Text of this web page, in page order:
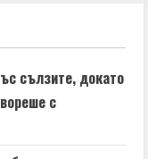
сълзите, докато
с